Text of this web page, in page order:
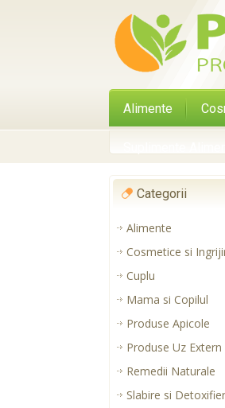
Alimente
Categorii
Alimente
Cosmetice si
Cuplu
Mama si Copilul
Produse Apicole
Produse Uz Extern
Remedii Naturale
Slabire si